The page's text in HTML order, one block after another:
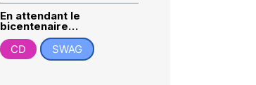
En attendant le
bicentenaire…
CD
SWAG